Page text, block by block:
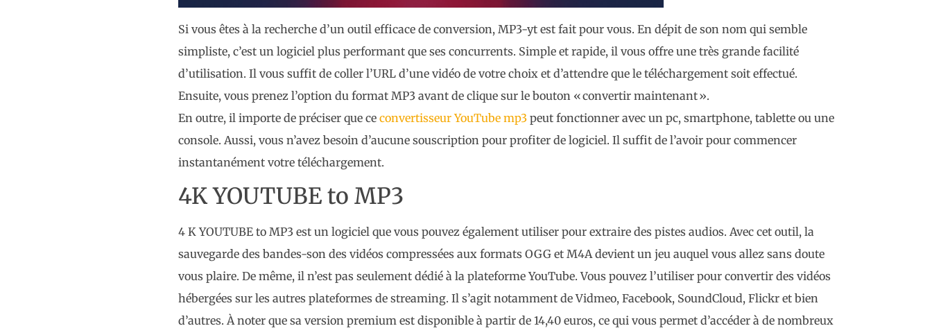
Si vous êtes à la recherche d’un outil efficace de conversion, MP3-yt est fait pour vous. En dépit de son nom qui semble
simpliste, c’est un logiciel plus performant que ses concurrents. Simple et rapide, il vous offre une très grande facilité
d’utilisation. Il vous suffit de coller l’URL d’une vidéo de votre choix et d’attendre que le téléchargement soit effectué.
Ensuite, vous prenez l’option du format MP3 avant de clique sur le bouton « convertir maintenant ».
En outre, il importe de préciser que ce convertisseur YouTube mp3peut fonctionner avec un pc, smartphone, tablette ou une
console. Aussi, vous n’avez besoin d’aucune souscription pour profiter de logiciel. Il suffit de l’avoir pour commencer
instantanément votre téléchargement.
4K YOUTUBE to MP3
4 K YOUTUBE to MP3 est un logiciel que vous pouvez également utiliser pour extraire des pistes audios. Avec cet outil, la
sauvegarde des bandes-son des vidéos compressées aux formats OGG et M4A devient un jeu auquel vous allez sans doute
vous plaire. De même, il n’est pas seulement dédié à la plateforme YouTube. Vous pouvez l’utiliser pour convertir des vidéos
hébergées sur les autres plateformes de streaming. Il s’agit notamment de Vidmeo, Facebook, SoundCloud, Flickr et bien
d’autres. À noter que sa version premium est disponible à partir de 14,40 euros, ce qui vous permet d’accéder à de nombreux